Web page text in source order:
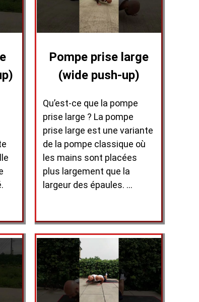
Pompe prise large
(wide push-up)
Qu’est-ce que la pompe
prise large ? La pompe
prise large est une variante
de la pompe classique où
les mains sont placées
plus largement que la
largeur des épaules. …